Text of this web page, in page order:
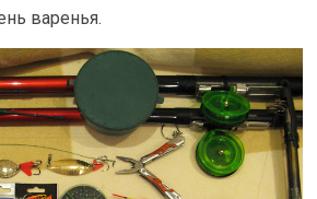
варенья.